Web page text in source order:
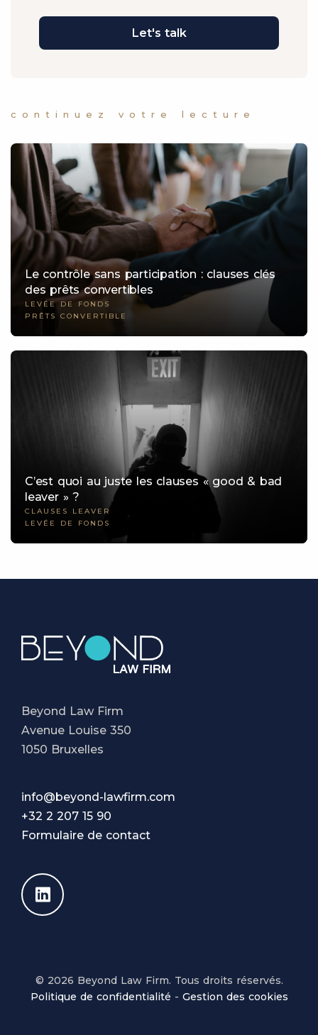
Let's talk
continuez votre lecture
Le contrôle sans participation : clauses clés
des prêts convertibles
LEVÉE DE FONDS
PRÊTS CONVERTIBLE
C’est quoi au juste les clauses « good & bad
leaver » ?
CLAUSES LEAVER
LEVÉE DE FONDS
Beyond Law Firm
Avenue Louise 350
1050 Bruxelles
info@beyond-lawfirm.com
+32 2 207 15 90
Formulaire de contact
© 2026 Beyond Law Firm. Tous droits réservés.
Politique de confidentialité - Gestion des cookies